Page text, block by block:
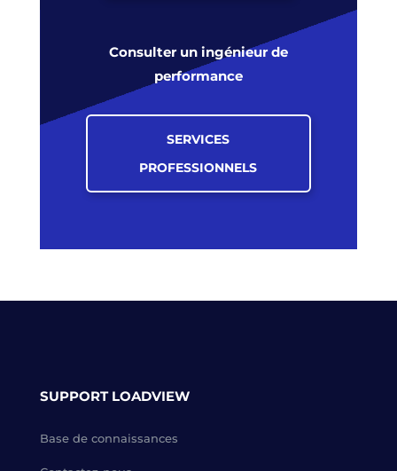
Consulter un ingénieur de
performance
SERVICES
PROFESSIONNELS
SUPPORT LOADVIEW
Base de connaissances